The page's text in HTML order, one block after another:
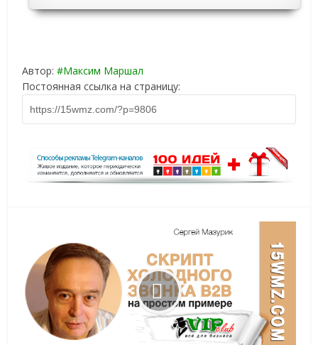
Автор: Максим Маршал
Постоянная ссылка на страницу: